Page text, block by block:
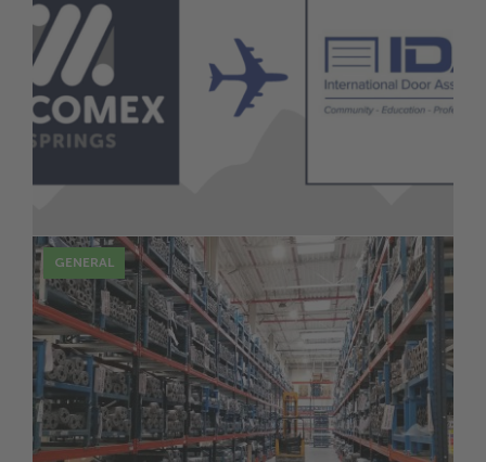
16 Juin
GENERAL
8 Oct